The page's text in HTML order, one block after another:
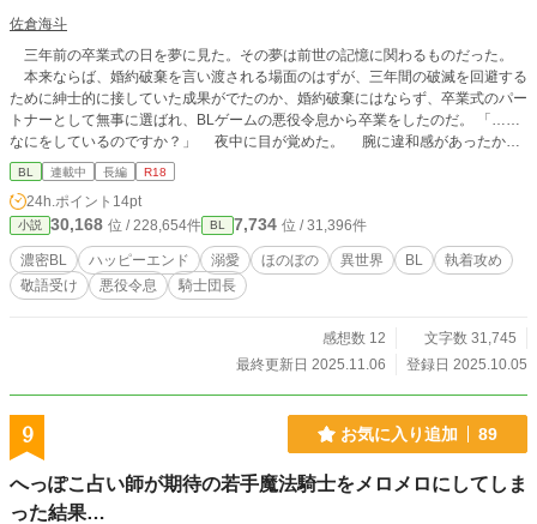
佐倉海斗
三年前の卒業式の日を夢に見た。その夢は前世の記憶に関わるものだった。
本来ならば、婚約破棄を言い渡される場面のはずが、三年間の破滅を回避する
ために紳士的に接していた成果がでたのか、婚約破棄にはならず、卒業式のパー
トナーとして無事に選ばれ、BLゲームの悪役令息から卒業をしたのだ。 「……
なにをしているのですか？」 夜中に目が覚めた。 腕に違和感があったから
だ。両腕は紐でベッドの柵に縛られており、自由に動かすことができなくなって
いる。その上、青年、レイド・アクロイドの上を跨るように座り、レイドの服に
手をかけていたのは夫のアレクシス・アクロイドだった。 本日、無事に結婚
をしたのだ。結婚式に疲れ眠っていたところを襲われた。 執着攻め×敬語受け
です。
BL 連載中 長編 R18
24h.ポイント 14pt
小説 30,168 位 / 228,654件 BL 7,734 位 / 31,396件
濃密BL ハッピーエンド 溺愛 ほのぼの 異世界 BL
執着攻め
敬語受け
悪役令息 騎士団長
感想数 12
文字数 31,745
最終更新日 2025.11.06
登録日 2025.10.05
9 お気に入り追加 89
へっぽこ占い師が期待の若手魔法騎士をメロメロにしてしま
った結果…